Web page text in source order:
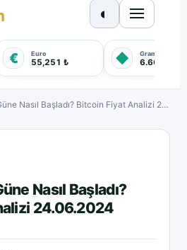
€ Euro
55,251 ₺ ◆ Gram Altın
6.660,550
◐
Kripto Paralar Güne Nasıl Başladı? Bitcoin Fiyat Analizi 24.06.2024
Nasıl Başladı?
24.06.2024